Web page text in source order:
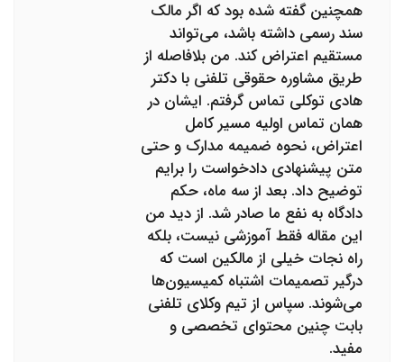
همچنین گفته شده بود که اگر مالک
سند رسمی داشته باشد، می‌تواند
مستقیم اعتراض کند. من بلافاصله از
طریق مشاوره حقوقی تلفنی با دکتر
هادی توکلی تماس گرفتم. ایشان در
همان تماس اولیه مسیر کامل
اعتراض، نحوه ضمیمه مدارک و حتی
متن پیشنهادی دادخواست را برایم
توضیح داد. بعد از سه ماه، حکم
دادگاه به نفع ما صادر شد. از دید من
این مقاله فقط آموزشی نیست، بلکه
راه نجات خیلی از مالکین است که
درگیر تصمیمات اشتباه کمیسیون‌ها
می‌شوند. سپاس از تیم وکلای تلفنی
بابت چنین محتوای تخصصی و
مفید.